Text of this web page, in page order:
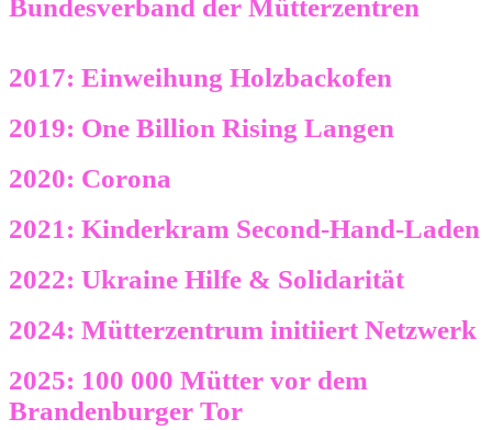
Bundesverband der Mütterzentren
2017: Einweihung Holzbackofen
2019: One Billion Rising Langen
2020: Corona
2021: Kinderkram Second-Hand-Laden
2022: Ukraine Hilfe & Solidarität
2024: Mütterzentrum initiiert Netzwerk
2025: 100 000 Mütter vor dem
Brandenburger Tor